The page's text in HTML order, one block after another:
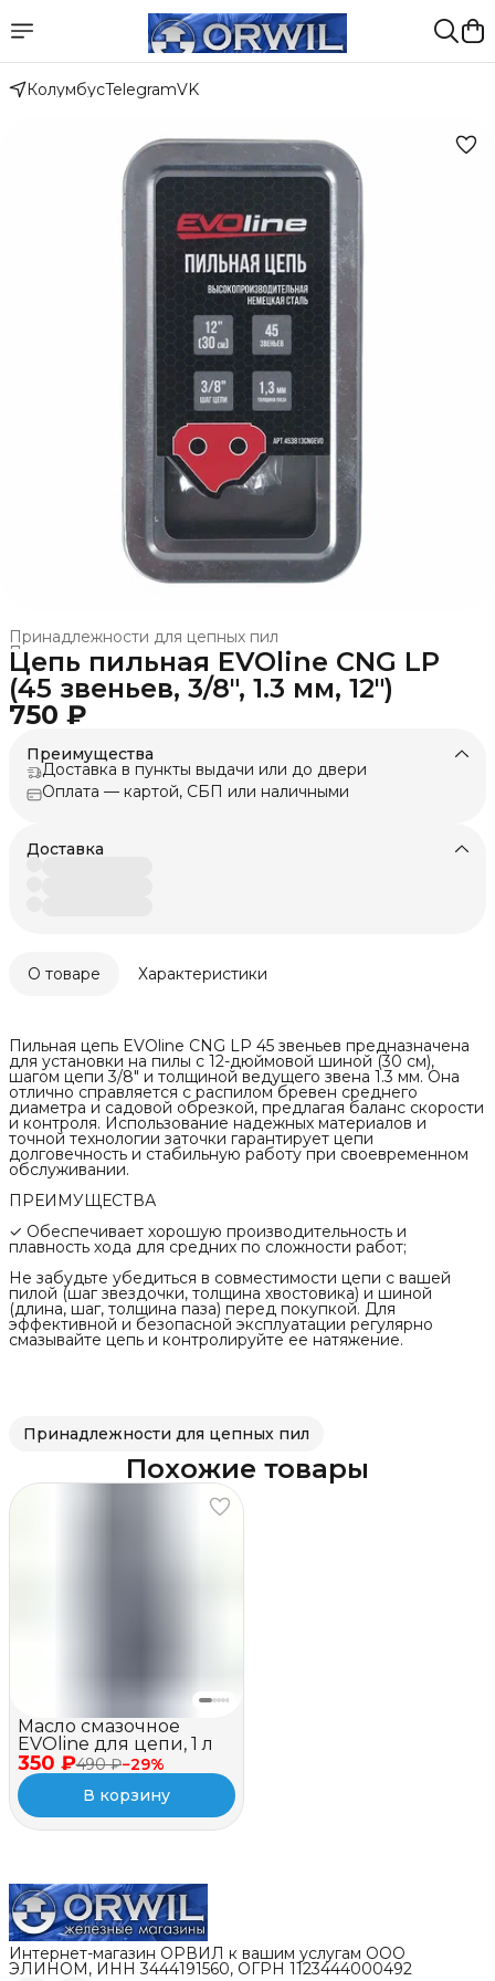
КолумбусTelegramVK
Принадлежности для цепных пил
Принадлежности и оснастка ›
Техника для леса, сада, парка ›
Главная ›
Цепь пильная EVOline CNG LP
(45 звеньев, 3/8", 1.3 мм, 12")
750 ₽
Преимущества
Доставка в пункты выдачи или до двери
Оплата — картой, СБП или наличными
Доставка
О товаре Характеристики
Пильная цепь EVOline CNG LP 45 звеньев предназначена
для установки на пилы с 12-дюймовой шиной (30 см),
шагом цепи 3/8" и толщиной ведущего звена 1.3 мм. Она
отлично справляется с распилом бревен среднего
диаметра и садовой обрезкой, предлагая баланс скорости
и контроля. Использование надежных материалов и
точной технологии заточки гарантирует цепи
долговечность и стабильную работу при своевременном
обслуживании.
ПРЕИМУЩЕСТВА
✓ Обеспечивает хорошую производительность и
плавность хода для средних по сложности работ;
Не забудьте убедиться в совместимости цепи с вашей
пилой (шаг звездочки, толщина хвостовика) и шиной
(длина, шаг, толщина паза) перед покупкой. Для
эффективной и безопасной эксплуатации регулярно
смазывайте цепь и контролируйте ее натяжение.
Принадлежности для цепных пил
Похожие товары
350 ₽490 ₽−29%
Масло смазочное
EVOline для цепи, 1 л
В корзину
Интернет-магазин ОРВИЛ к вашим услугам ООО
ЭЛИНОМ, ИНН 3444191560, ОГРН 1123444000492